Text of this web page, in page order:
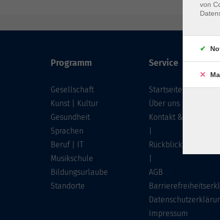
Programm
Gesellschaft
Kunst | Kultur
Gesundheit
Sprachen
Beruf | IT
Musikschule
Bildungsurlaube
Standorte
Service
Startseite
Über uns
Kontakt & Service
Rückblick
AGB
Impressum
von